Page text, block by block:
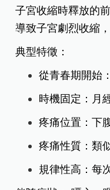
子宮收縮時釋放的
導致子宮劇烈收縮
典型特徵：
從青春期開始
時機固定：月
疼痛位置：下
疼痛性質：類
規律性高：每